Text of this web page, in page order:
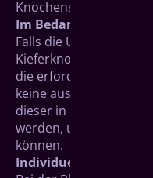
Knochenstärke zu
Im Bedarfsfall:
Falls die Untersuchung
Kieferknochen im
die erforderliche
keine ausreichend
dieser in der Regel vor
werden, um die
können.
Individuelle Planung